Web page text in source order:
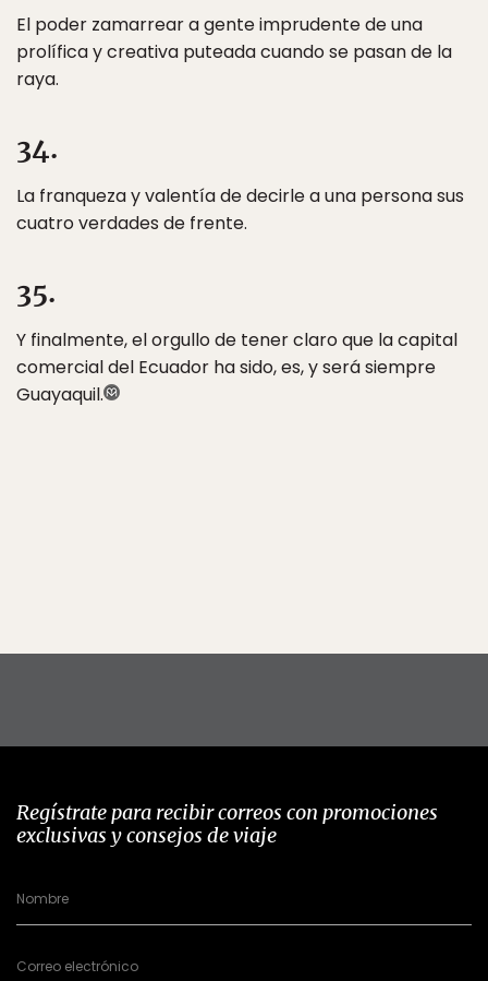
El poder zamarrear a gente imprudente de una
prolífica y creativa puteada cuando se pasan de la
raya.
34.
La franqueza y valentía de decirle a una persona sus
cuatro verdades de frente.
35.
Y finalmente, el orgullo de tener claro que la capital
comercial del Ecuador ha sido, es, y será siempre
Guayaquil.
Regístrate para recibir correos con promociones
exclusivas y consejos de viaje